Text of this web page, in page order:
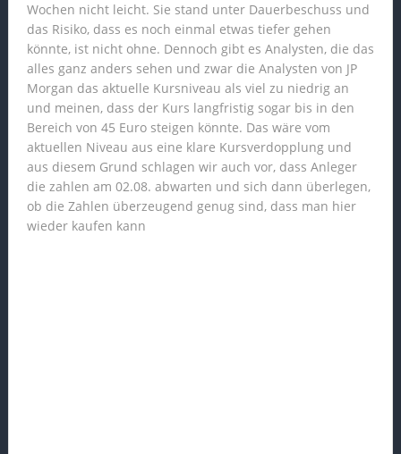
Wochen nicht leicht. Sie stand unter Dauerbeschuss und
das Risiko, dass es noch einmal etwas tiefer gehen
könnte, ist nicht ohne. Dennoch gibt es Analysten, die das
alles ganz anders sehen und zwar die Analysten von JP
Morgan das aktuelle Kursniveau als viel zu niedrig an
und meinen, dass der Kurs langfristig sogar bis in den
Bereich von 45 Euro steigen könnte. Das wäre vom
aktuellen Niveau aus eine klare Kursverdopplung und
aus diesem Grund schlagen wir auch vor, dass Anleger
die zahlen am 02.08. abwarten und sich dann überlegen,
ob die Zahlen überzeugend genug sind, dass man hier
wieder kaufen kann